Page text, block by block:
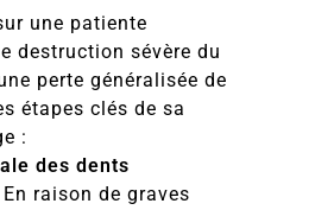
une patiente
destruction sévère du
perte généralisée de
étapes clés de sa
:
des dents
En raison de graves